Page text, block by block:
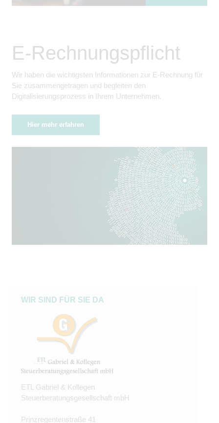
E-Rechnungspflicht
Wir haben die wichtigsten Informationen zur E-Rechnung für
Sie zusammengetragen und begleiten den
Digitalisierungsprozess in Ihrem Unternehmen.
Hier mehr erfahren
WIR SIND FÜR SIE DA
ETL Gabriel & Kollegen
Steuerberatungsgesellschaft mbH
Prinzregentenstraße 41